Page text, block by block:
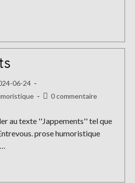
:
06-24
Commentaires
publication :
0 commentaire
au texte ''Jappements'' tel que
prose humoristique